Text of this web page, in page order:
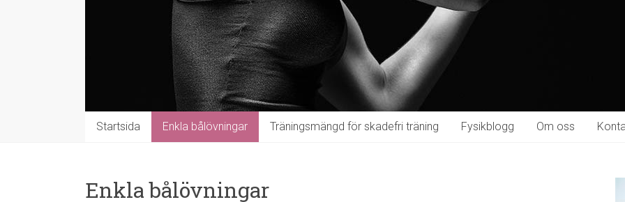
Startsida Enkla bålövningar Träningsmängd för skadefri träning Fysikblogg Om oss
Enkla bålövningar